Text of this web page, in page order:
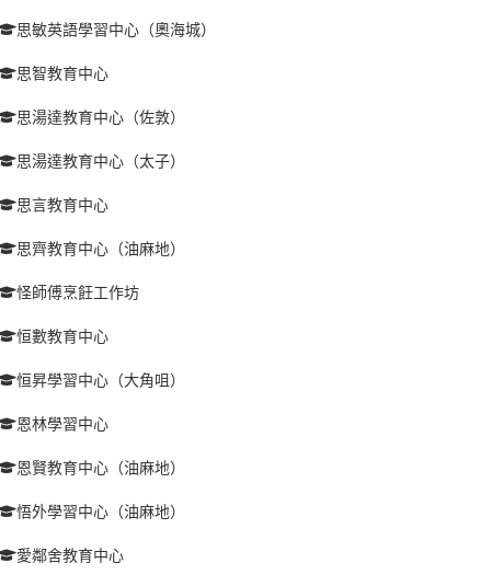
思敏英語學習中心（奧海城）
思智教育中心
思湯達教育中心（佐敦）
思湯達教育中心（太子）
思言教育中心
思齊教育中心（油麻地）
怪師傅烹飪工作坊
恒數教育中心
恒昇學習中心（大角咀）
恩林學習中心
恩賢教育中心（油麻地）
悟外學習中心（油麻地）
愛鄰舍教育中心